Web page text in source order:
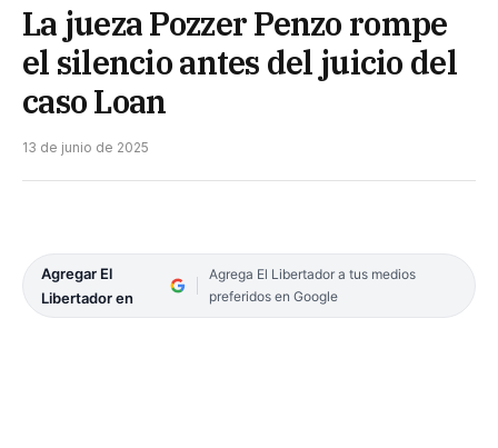
La jueza Pozzer Penzo rompe
el silencio antes del juicio del
caso Loan
13 de junio de 2025
Agregar El
Libertador en
Agrega El Libertador a tus medios
preferidos en Google